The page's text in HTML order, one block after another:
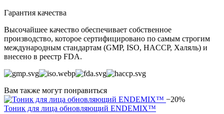
Гарантия качества
Высочайшее качество обеспечивает собственное
производство, которое сертифицировано по самым строгим
международным стандартам (GMP, ISO, HACCP, Халяль) и
внесено в реестр FDA.
Вам также могут понравиться
−20%
Тоник для лица обновляющий ENDEMIX™